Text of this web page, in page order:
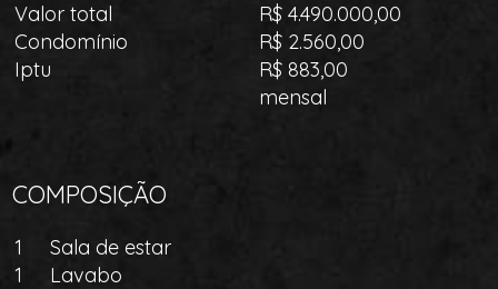
Valor total
R$ 4.490.000,00
Condomínio
R$ 2.560,00
Iptu
R$ 883,00
mensal
COMPOSIÇÃO
1
Sala de estar
1
Lavabo